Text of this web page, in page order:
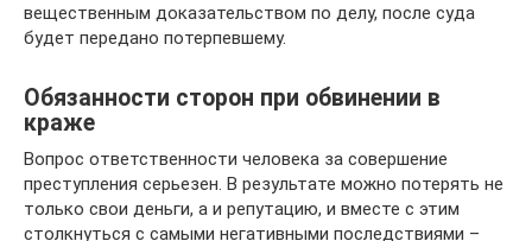
вещественным доказательством по делу, после суда
будет передано потерпевшему.
Обязанности сторон при обвинении в
краже
Вопрос ответственности человека за совершение
преступления серьезен. В результате можно потерять не
только свои деньги, а и репутацию, и вместе с этим
столкнуться с самыми негативными последствиями –